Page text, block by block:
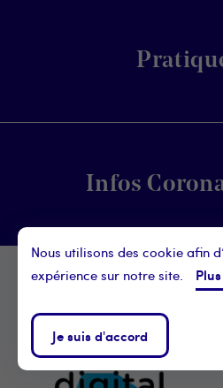
Infos
Footer
notre
Nous utilisons des cookie afin
expérience sur notre site.
Je suis d'accord